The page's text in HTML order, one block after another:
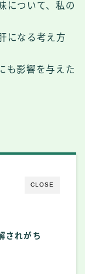
について、私の
になる考え方
も影響を与えた
CLOSE
されがち